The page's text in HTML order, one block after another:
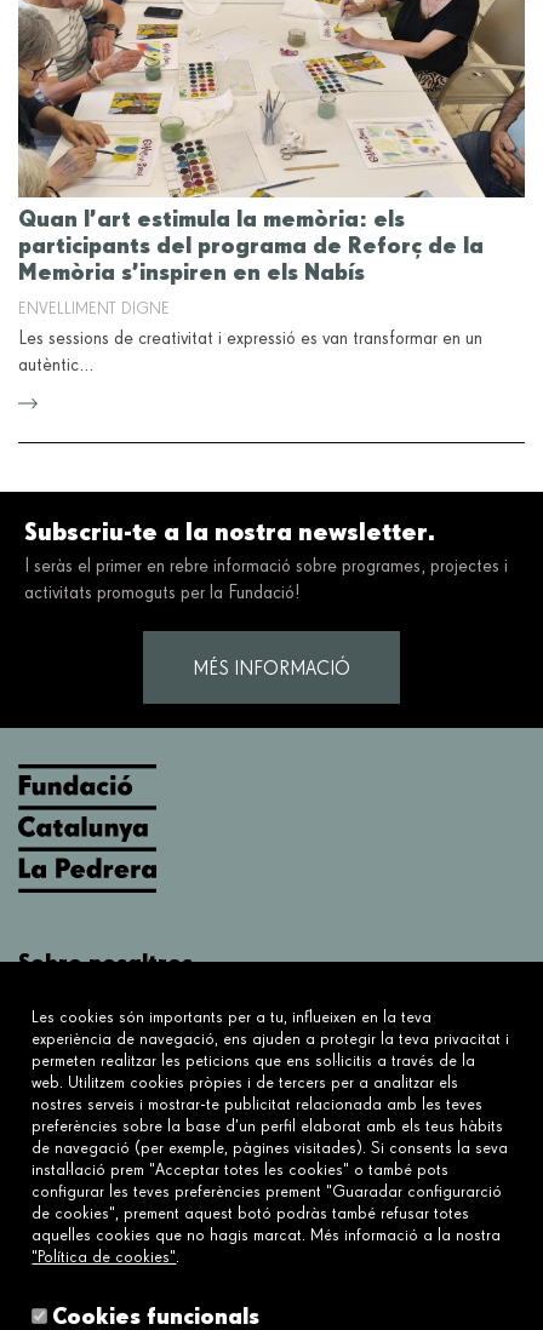
Quan l’art estimula la memòria: els
participants del programa de Reforç de la
Memòria s’inspiren en els Nabís
ENVELLIMENT DIGNE
Les sessions de creativitat i expressió es van transformar en un
autèntic…
Subscriu-te a la nostra newsletter.
I seràs el primer en rebre informació sobre programes, projectes i
activitats promoguts per la Fundació!
MÉS INFORMACIÓ
Sobre nosaltres
Sobre nosaltres
Connecta
Contacta'ns
Preguntes freqüents
Enllaços
Política de cookies
Les cookies són importants per a tu, influeixen en la teva
experiència de navegació, ens ajuden a protegir la teva privacitat i
permeten realitzar les peticions que ens sol·licitis a través de la
web. Utilitzem cookies pròpies i de tercers per a analitzar els
nostres serveis i mostrar-te publicitat relacionada amb les teves
preferències sobre la base d’un perfil elaborat amb els teus hàbits
de navegació (per exemple, pàgines visitades). Si consents la seva
instal·lació prem "Acceptar totes les cookies" o també pots
configurar les teves preferències prement "Guaradar configurarció
de cookies", prement aquest botó podràs també refusar totes
aquelles cookies que no hagis marcat. Més informació a la nostra
"Política de cookies".
Cookies funcionals